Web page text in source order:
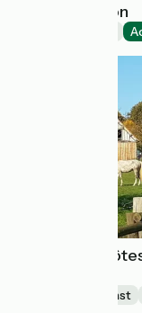
La Porte Bellon
Chambre
Bed and breakfast